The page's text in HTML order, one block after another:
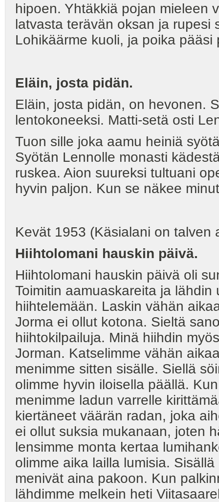
hipoen. Yhtäkkiä pojan mieleen
latvasta terävän oksan ja rupesi
Lohikäärme kuoli, ja poika
Eläin, josta pidän.
Eläin, josta pidän, on hevonen.
lentokoneeksi. Matti-setä osti
Tuon sille joka aamu heiniä
Syötän Lennolle monasti
ruskea. Aion suureksi tultuani
hyvin paljon. Kun se näkee
Kevät 1953 (Käsialani on talven
Hiihtolomani hauskin päivä.
Hiihtolomani hauskin päivä oli
Toimitin aamuaskareita ja
hiihtelemään. Laskin vähän
Jorma ei ollut kotona. Sieltä
hiihtokilpailuja. Minä hiihdin
Jorman. Katselimme vähän
menimme sitten sisälle. Siellä
olimme hyvin iloisella päällä.
menimme ladun varrelle
kiertäneet väärän radan, joka
ei ollut suksia mukanaan, joten
lensimme monta kertaa
olimme aika lailla lumisia.
menivät aina pakoon. Kun
lähdimme melkein heti